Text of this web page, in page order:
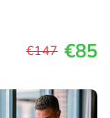
€147 €85